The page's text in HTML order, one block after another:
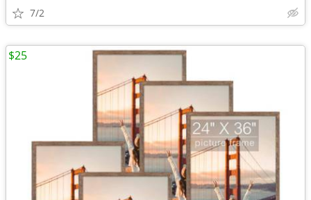
7/2
$25